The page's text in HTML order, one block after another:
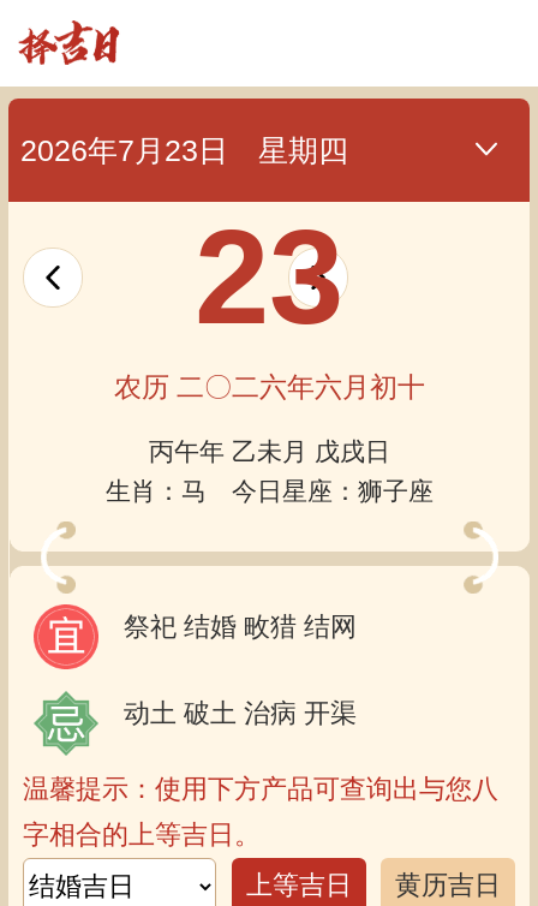
2026年7月23日 星期四
23
农历 二〇二六年六月初十
丙午年 乙未月 戊戌日
生肖：马 今日星座：狮子座
祭祀 结婚 畋猎 结网
动土 破土 治病 开渠
温馨提示：使用下方产品可查询出与您八
字相合的上等吉日。
上等吉日
黄历吉日